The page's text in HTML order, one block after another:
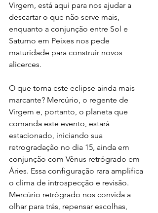
Virgem, está aqui para nos ajudar a
descartar o que não serve mais,
enquanto a conjunção entre Sol e
Saturno em Peixes nos pede
maturidade para construir novos
alicerces.
O que torna este eclipse ainda mais
marcante? Mercúrio, o regente de
Virgem e, portanto, o planeta que
comanda este evento, estará
estacionado, iniciando sua
retrogradação no dia 15, ainda em
conjunção com Vênus retrógrado em
Áries. Essa configuração rara amplifica
o clima de introspecção e revisão.
Mercúrio retrógrado nos convida a
olhar para trás, repensar escolhas,